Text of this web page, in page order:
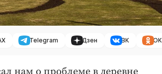
Telegram Дзен ВК ОК